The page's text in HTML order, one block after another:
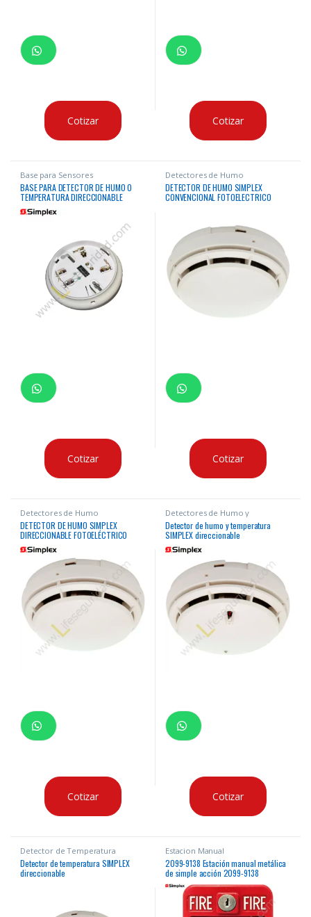
Cotizar Cotizar
Base para Sensores
BASE PARA DETECTOR DE HUMO O
TEMPERATURA DIRECCIONABLE
SIMPLEX
Cotizar
Detectores de Humo
DETECTOR DE HUMO SIMPLEX
CONVENCIONAL FOTOELECTRICO
Cotizar
Detectores de Humo
DETECTOR DE HUMO SIMPLEX
DIRECCIONABLE FOTOELÉCTRICO
Cotizar
Detectores de Humo y
Temperatura
Detector de humo y temperatura
SIMPLEX direccionable
Cotizar
Detector de Temperatura
Detector de temperatura SIMPLEX
direccionable
Estacion Manual
2099-9138 Estación manual metálica
de simple acción 2099-9138